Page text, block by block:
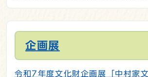
企画展
令和7年度文化財企画展「中村家